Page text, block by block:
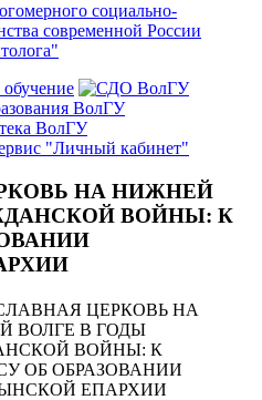
социально-
современной России
ВолГУ
ВолГУ
"Личный кабинет"
НА НИЖНЕЙ
ВОЙНЫ: К
ЦЕРКОВЬ НА
ВОЛГЕ В ГОДЫ
ВОЙНЫ: К
ОБ ОБРАЗОВАНИИ
ЕПАРХИИ